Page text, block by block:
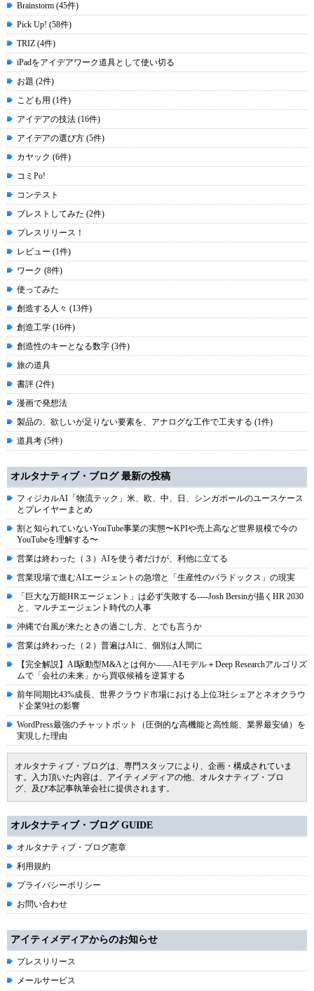
Brainstorm (45件)
Pick Up! (58件)
TRIZ (4件)
iPadをアイデアワーク道具として使い切る
お題 (2件)
こども用 (1件)
アイデアの技法 (16件)
アイデアの選び方 (5件)
カヤック (6件)
コミPo!
コンテスト
ブレストしてみた (2件)
プレスリリース！
レビュー (1件)
ワーク (8件)
使ってみた
創造する人々 (13件)
創造工学 (16件)
創造性のキーとなる数字 (3件)
旅の道具
書評 (2件)
漫画で発想法
製品の、欲しいが足りない要素を、アナログな工作で工夫する (1件)
道具考 (5件)
オルタナティブ・ブログ 最新の投稿
フィジカルAI「物流テック」米、欧、中、日、シンガポールのユースケース
とプレイヤーまとめ
割と知られていないYouTube事業の実態〜KPIや売上高など世界規模で今の
YouTubeを理解する〜
営業は終わった（３）AIを使う者だけが、利他に立てる
営業現場で進むAIエージェントの急増と「生産性のパラドックス」の現実
「巨大な万能HRエージェント」は必ず失敗する----Josh Bersinが描くHR 2030
と、マルチエージェント時代の人事
沖縄で台風が来たときの過ごし方、とでも言うか
営業は終わった（２）普遍はAIに、個別は人間に
【完全解説】AI駆動型M&Aとは何か――AIモデル＋Deep Researchアルゴリズ
ムで「会社の未来」から買収候補を逆算する
前年同期比43%成長、世界クラウド市場における上位3社シェアとネオクラウ
ド企業9社の影響
WordPress最強のチャットボット（圧倒的な高機能と高性能、業界最安値）を
実現した理由
オルタナティブ・ブログは、専門スタッフにより、企画・構成されていま
す。入力頂いた内容は、アイティメディアの他、オルタナティブ・ブロ
グ、及び本記事執筆会社に提供されます。
オルタナティブ・ブログ GUIDE
オルタナティブ・ブログ憲章
利用規約
プライバシーポリシー
お問い合わせ
アイティメディアからのお知らせ
プレスリリース
メールサービス